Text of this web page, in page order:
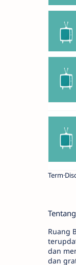
Term
Tentang
Ruang
dan
dan